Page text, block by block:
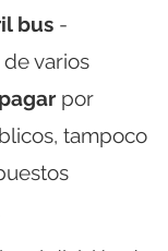
bus -
varios
por
tampoco